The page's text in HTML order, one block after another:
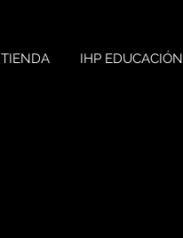
TIENDA IHP EDUCACIÓN